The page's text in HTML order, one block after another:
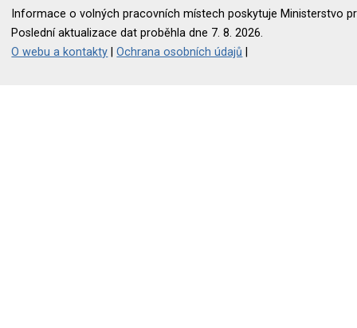
Informace o volných pracovních místech poskytuje Ministerstvo
Poslední aktualizace dat proběhla dne 7. 8. 2026.
O webu a kontakty |Ochrana osobních údajů